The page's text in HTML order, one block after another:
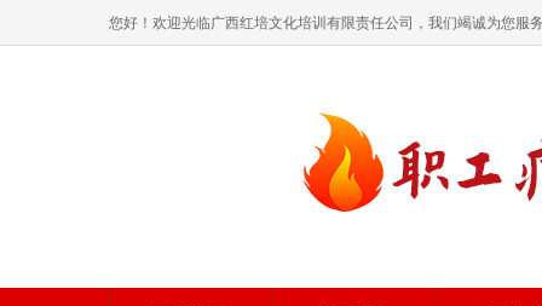
您好！欢迎光临广西红培文化培训有限责任公司，我们竭诚为您服